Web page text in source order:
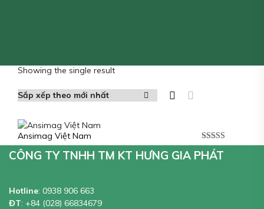
Showing the single result
Được xếp
hạng
Ansimag Việt Nam
CÔNG TY TNHH TM KT HƯNG GIA PHÁT
Hotline: 0938 906 663
ĐT: +84 (028) 66834679